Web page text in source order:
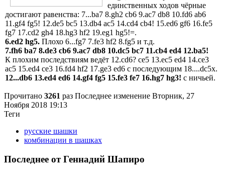
единственных ходов чёрные
достигают равенства: 7...ba7 8.gh2 cb6 9.ac7 db8 10.fd6 ab6
11.gf4 fg5! 12.de5 bc5 13.db4 ac5 14.cd4 cb4! 15.ed6 gf6 16.fe5
fg7 17.cd2 gh4 18.hg3 hf2 19.eg1 hg5!=.
6.ed2 hg5. Плохо 6...fg7 7.fe3 hf2 8.fg5 и т.д.
7.fh6 ba7 8.de3 cb6 9.ac7 db8 10.dc5 bc7 11.cb4 ed4 12.ba5!
К плохим последствиям ведёт 12.cd6? ce5 13.ec5 ed4 14.ce3
ac5 15.ed4 ce3 16.fd4 hf2 17.ge3 ed6 с последующим 18....dc5x.
12...db6 13.ed4 ed6 14.gf4 fg5 15.fe3 fe7 16.hg7 hg3! с ничьей.
Прочитано 3261 раз Последнее изменение Вторник, 27
Ноября 2018 19:13
Теги
русские шашки
комбинации в шашках
Последнее от Геннадий Шапиро